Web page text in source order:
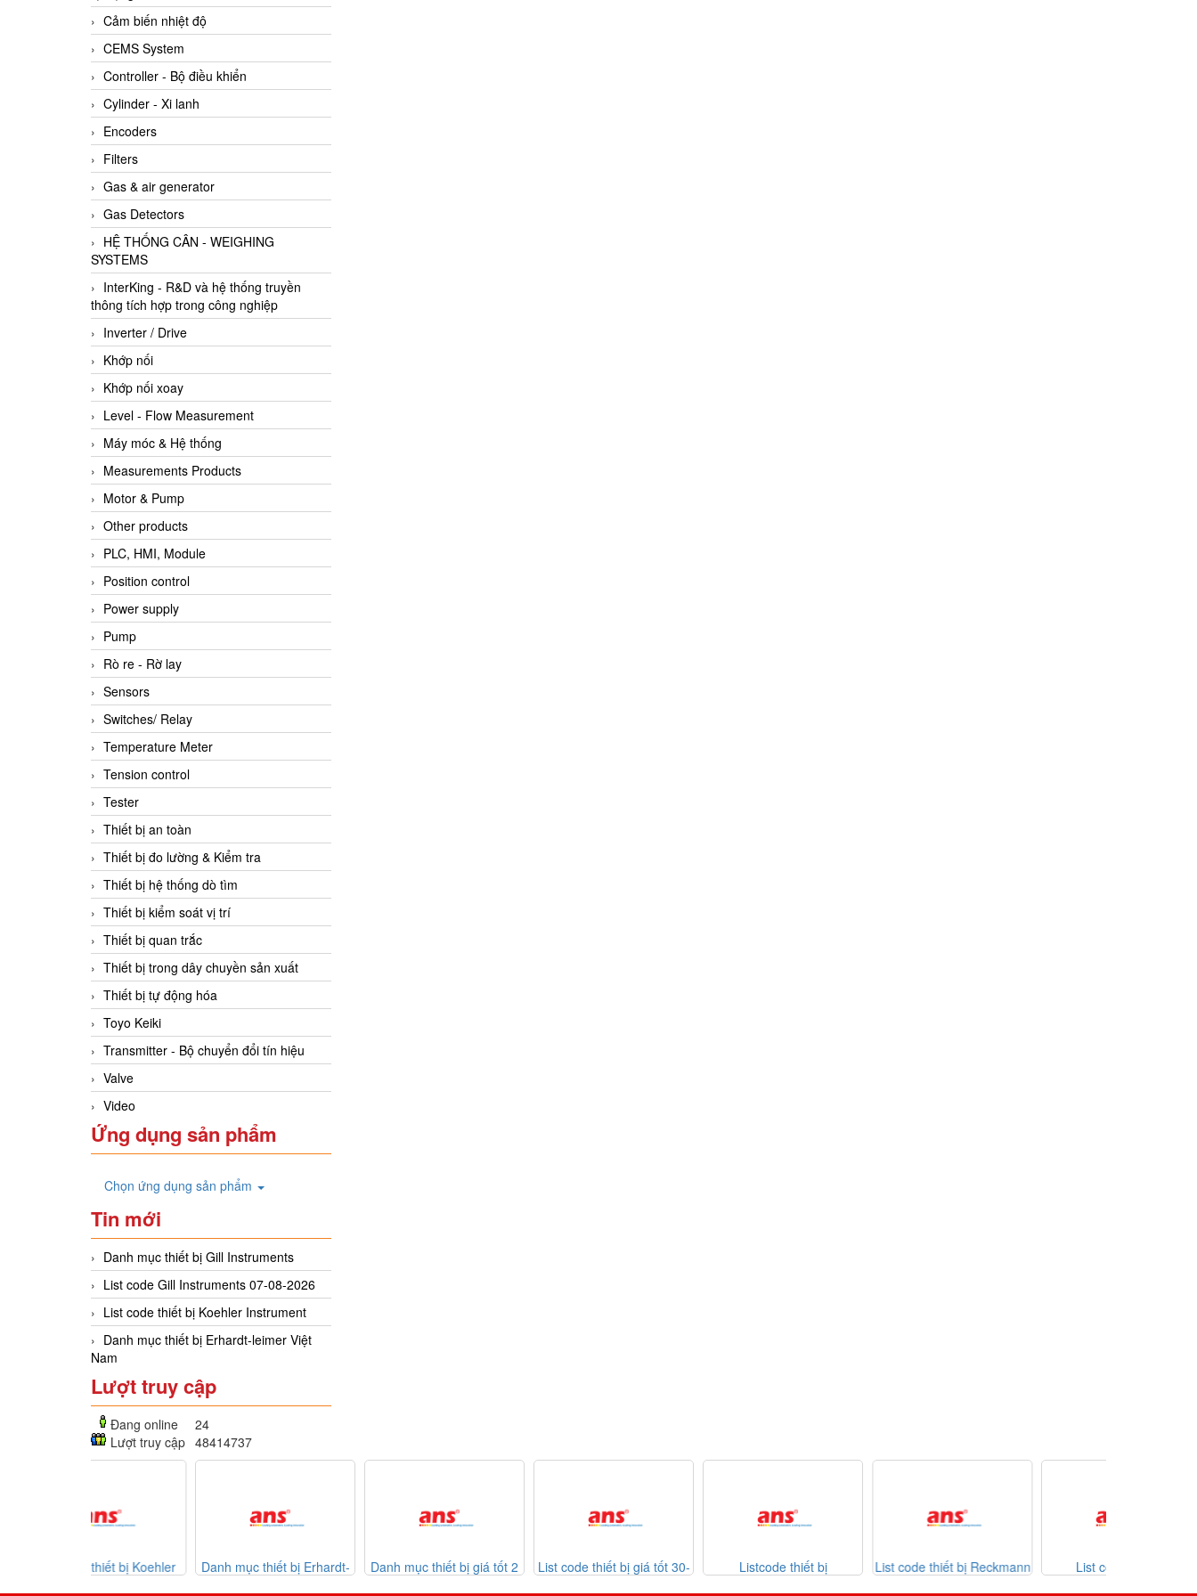
Cảm biến nhiệt độ
CEMS System
Controller - Bộ điều khiển
Cylinder - Xi lanh
Encoders
Filters
Gas & air generator
Gas Detectors
HỆ THỐNG CÂN - WEIGHING
SYSTEMS
InterKing - R&D và hệ thống truyền
thông tích hợp trong công nghiệp
Inverter / Drive
Khớp nối
Khớp nối xoay
Level - Flow Measurement
Máy móc & Hệ thống
Measurements Products
Motor & Pump
Other products
PLC, HMI, Module
Position control
Power supply
Pump
Rò re - Rờ lay
Sensors
Switches/ Relay
Temperature Meter
Tension control
Tester
Thiết bị an toàn
Thiết bị đo lường & Kiểm tra
Thiết bị hệ thống dò tìm
Thiết bị kiểm soát vị trí
Thiết bị quan trắc
Thiết bị trong dây chuyền sản xuất
Thiết bị tự động hóa
Toyo Keiki
Transmitter - Bộ chuyển đổi tín hiệu
Valve
Video
Ứng dụng sản phẩm
Chọn ứng dụng sản phẩm
Tin mới
Danh mục thiết bị Gill Instruments
List code Gill Instruments 07-08-2026
List code thiết bị Koehler Instrument
Danh mục thiết bị Erhardt-leimer Việt
Nam
Lượt truy cập
Đang online
24
Lượt truy cập 48414737
Danh mục thiết bị Erhardt-
Danh mục thiết bị giá tốt 2
List code thiết bị giá tốt 30-
Listcode thiết bị
List code thiết bị Reckmann
List code thiết bị